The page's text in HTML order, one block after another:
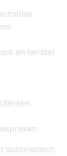
en herstel
automatisch